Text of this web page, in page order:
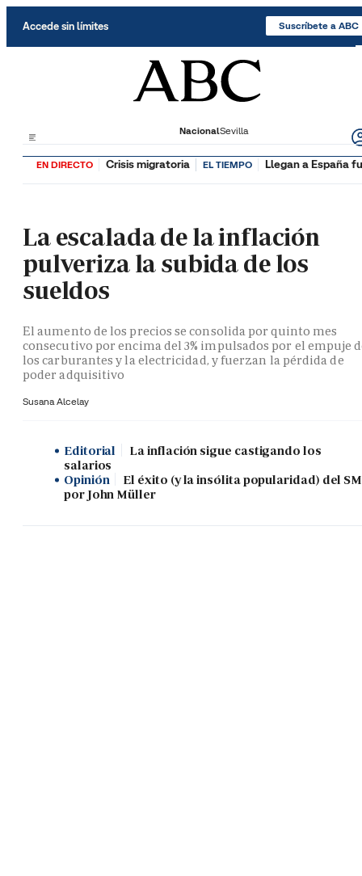
Accede sin límites Suscríbete a ABC
NacionalSevilla
EN DIRECTO Crisis migratoria EL TIEMPO Llegan a España
La escalada de la inflación
pulveriza la subida de los
sueldos
El aumento de los precios se consolida por quinto mes
consecutivo por encima del 3% impulsados por el empuje
los carburantes y la electricidad, y fuerzan la pérdida de
poder adquisitivo
Susana Alcelay
Editorial
La inflación sigue castigando los
salarios
Opinión
El éxito (y la insólita popularidad) del
por John Müller